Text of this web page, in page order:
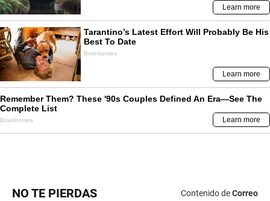
NO TE PIERDAS Contenido deCorreo